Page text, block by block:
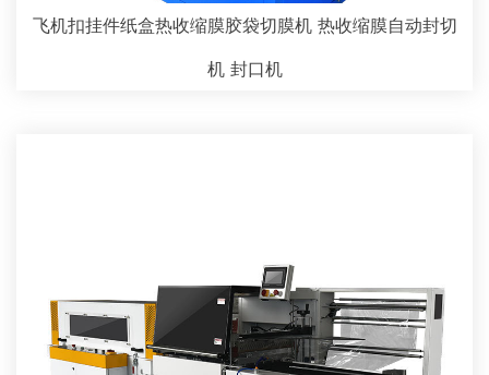
飞机扣挂件纸盒热收缩膜胶袋切膜机 热收缩膜自动封切
机 封口机